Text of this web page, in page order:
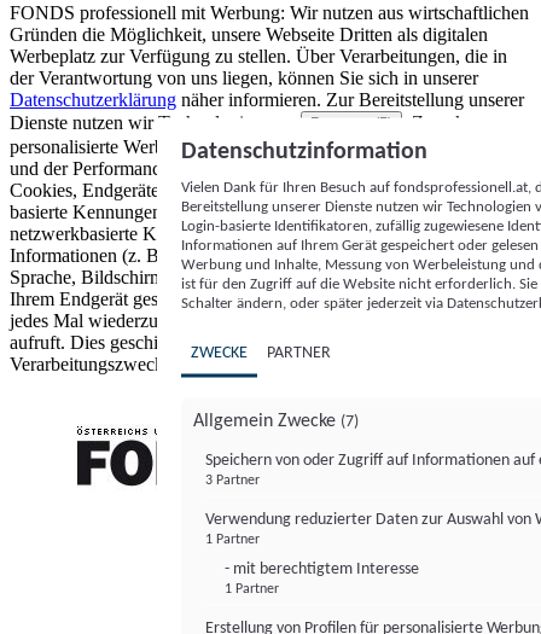
FONDS professionell mit Werbung: Wir nutzen aus wirtschaftlichen
Gründen die Möglichkeit, unsere Webseite Dritten als digitalen
Werbeplatz zur Verfügung zu stellen. Über Verarbeitungen, die in
der Verantwortung von uns liegen, können Sie sich in unserer
Datenschutzerklärung näher informieren. Zur Bereitstellung unserer
Dienste nutzen wir Technologien von
Partnern (5)
. Zwecke:
personalisierte Werbung und Inhalte, Messung von Werbeleistung
und der Performance von Inhalten sowie Zielgruppenforschung.
Cookies, Endgeräte- oder ähnliche Online-Kennungen (z. B. login-
basierte Kennungen, zufällig generierte Kennungen,
netzwerkbasierte Kennungen) können zusammen mit anderen
Informationen (z. B. Browsertyp und Browserinformationen,
Sprache, Bildschirmgröße, unterstützte Technologien usw.) auf
Ihrem Endgerät gespeichert oder von dort ausgelesen werden, um es
jedes Mal wiederzuerkennen, wenn es eine App oder einer Webseite
aufruft. Dies geschieht für einen oder mehrere der hier aufgeführten
Verarbeitungszwecke.
Datenschutzinformation
Vielen Dank für Ihren Besuch auf
Bereitstellung unserer Dienste nutzen wir Technologien
Login-basierte Identifikatoren, zufällig zugewiesene
Informationen auf Ihrem Gerät gespeichert oder
Werbung und Inhalte, Messung von Werbeleistung
ist für den Zugriff auf die Website nicht erforderlich.
Schalter ändern, oder später jederzeit via
ZWECKE PARTNER
Allgemein Zwecke (7)
Speichern von oder Zugriff auf Informationen auf
3 Partner
Verwendung reduzierter Daten zur Auswahl von
1 Partner
- mit berechtigtem Interesse
1 Partner
Erstellung von Profilen für personalisierte
FONDS professionell